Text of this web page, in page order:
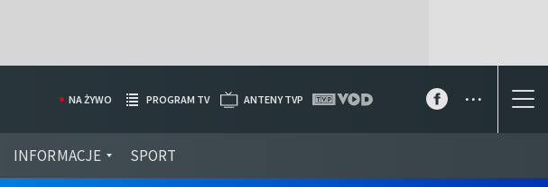
INFORMACJE SPORT
NA ŻYWO PROGRAM TV ANTENY TVP ...